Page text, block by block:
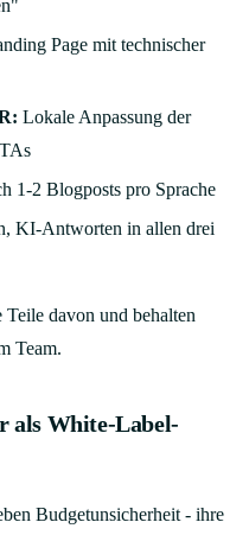
Page mit technischer
Lokale Anpassung der
1-2 Blogposts pro Sprache
KI-Antworten in allen drei
davon und behalten
Team.
als White-Label-
Budgetunsicherheit - ihre